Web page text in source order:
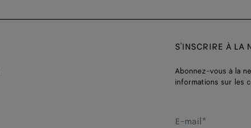
S'INSCRIRE À LA
Abonnez-vous à la
informations sur les
E-mail*